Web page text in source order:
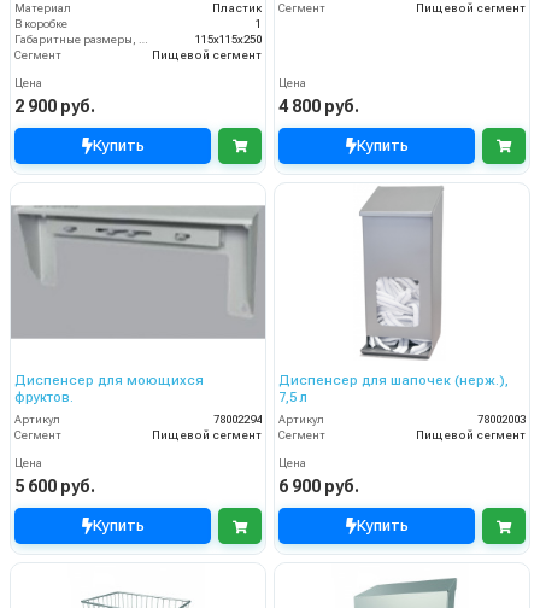
Материал
Пластик
В коробке
1
115x115x250
Сегмент
Пищевой сегмент
Цена
2 900 руб.
Купить
Сегмент
Пищевой сегмент
Цена
4 800 руб.
Купить
Диспенсер для моющихся
фруктов.
Артикул
78002294
Сегмент
Пищевой сегмент
Цена
5 600 руб.
Купить
Диспенсер для шапочек (нерж.),
7,5 л
Артикул
78002003
Сегмент
Пищевой сегмент
Цена
6 900 руб.
Купить